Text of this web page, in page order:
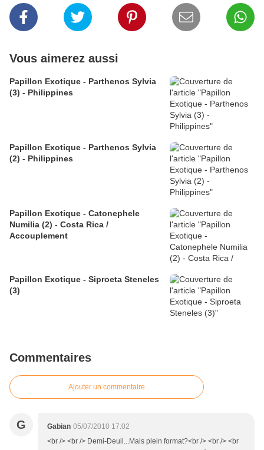
Vous aimerez aussi
Papillon Exotique - Parthenos Sylvia
(3) - Philippines
Papillon Exotique - Parthenos Sylvia
(2) - Philippines
Papillon Exotique - Catonephele
Numilia (2) - Costa Rica /
Accouplement
Papillon Exotique - Siproeta Steneles
(3)
Commentaires
Ajouter un commentaire
G Gabian 05/07/2010 17:02
<br /> <br /> Demi-Deuil...Mais plein format?<br /> <br /> <br